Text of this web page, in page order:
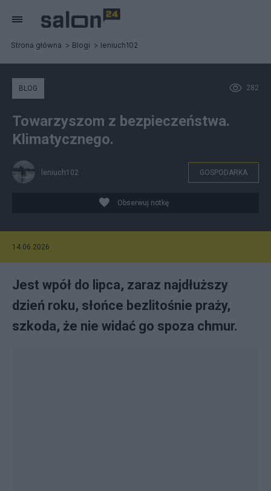
Strona główna Blogi leniuch102
282
BLOG
Towarzyszom z bezpieczeństwa.
Klimatycznego.
leniuch102 GOSPODARKA
Obserwuj notkę
14.06.2026
Jest wpół do lipca, zaraz najdłuższy
dzień roku, słońce bezlitośnie praży,
szkoda, że nie widać go spoza chmur.